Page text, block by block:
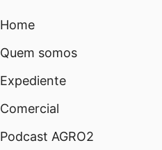
Home
Quem somos
Expediente
Comercial
Podcast AGRO2